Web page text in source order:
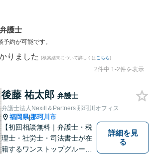
護士
約が可能です。
りました (検索結果について詳しくは こちら)
2件中 1-2件を表示
後藤 祐太郎 弁護士
弁護士法人Nexill＆Partners 那珂川オフィス
福岡県|那珂川市
【初回相談無料｜弁護士・税
理士・社労士・司法書士が在
籍するワンストップグルー
詳細を見
る